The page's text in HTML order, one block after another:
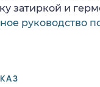
затиркой и
руководство